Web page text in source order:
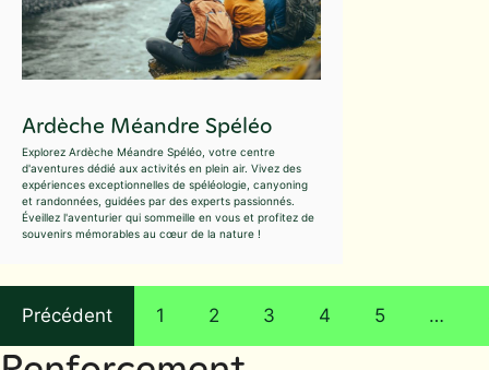
Ardèche Méandre Spéléo
Explorez Ardèche Méandre Spéléo, votre centre
d'aventures dédié aux activités en plein air. Vivez des
expériences exceptionnelles de spéléologie, canyoning
et randonnées, guidées par des experts passionnés.
Éveillez l'aventurier qui sommeille en vous et profitez de
souvenirs mémorables au cœur de la nature !
Précédent 1 2 3 4 5 …